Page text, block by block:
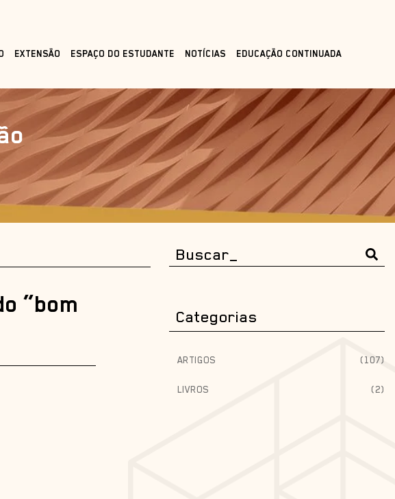
EXTENSÃO ESPAÇO DO ESTUDANTE NOTÍCIAS EDUCAÇÃO CONTINUADA
“bom
Categorias
ARTIGOS (107)
LIVROS (2)